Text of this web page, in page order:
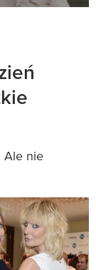
Ale nie